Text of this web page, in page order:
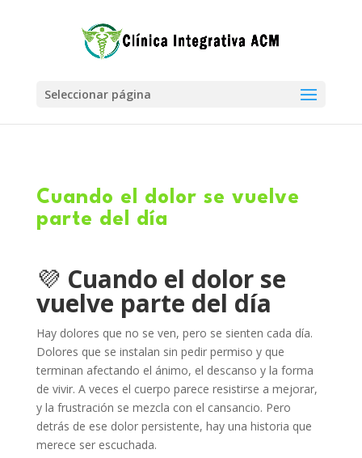
Seleccionar página
Cuando el dolor se vuelve
parte del día
💜 Cuando el dolor se
vuelve parte del día
Hay dolores que no se ven, pero se sienten cada día.
Dolores que se instalan sin pedir permiso y que
terminan afectando el ánimo, el descanso y la forma
de vivir. A veces el cuerpo parece resistirse a mejorar,
y la frustración se mezcla con el cansancio. Pero
detrás de ese dolor persistente, hay una historia que
merece ser escuchada.